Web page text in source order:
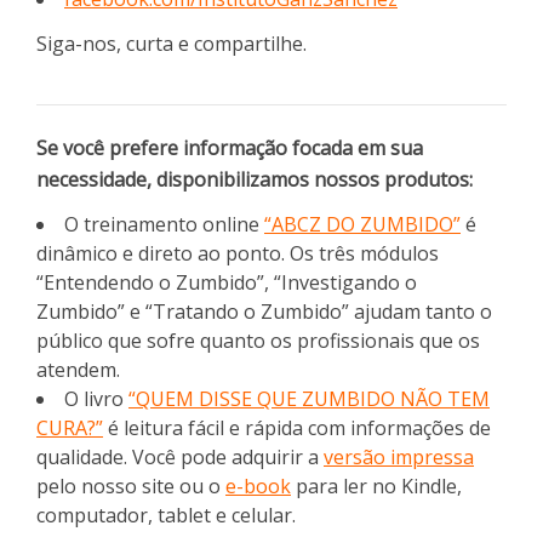
Siga-nos, curta e compartilhe.
Se você prefere informação focada em sua
necessidade, disponibilizamos nossos produtos:
O treinamento online “ABCZ DO ZUMBIDO”é
dinâmico e direto ao ponto. Os três módulos
“Entendendo o Zumbido”, “Investigando o
Zumbido” e “Tratando o Zumbido” ajudam tanto o
público que sofre quanto os profissionais que os
atendem.
O livro “QUEM DISSE QUE ZUMBIDO NÃO TEM
CURA?”é leitura fácil e rápida com informações de
qualidade. Você pode adquirir a versão impressa
pelo nosso site ou o e-book para ler no Kindle,
computador, tablet e celular.